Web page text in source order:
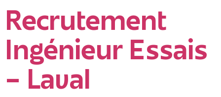
Recrutement
Ingénieur Essais
– Laval